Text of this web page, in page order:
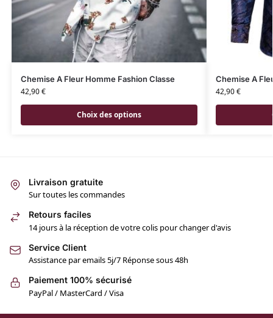
Chemise A Fleur Homme Fashion Classe
42,90€
Choix des options
Chemise A
42,90€
Livraison gratuite
Sur toutes les commandes
Retours faciles
14 jours à la réception de votre colis pour changer d'avis
Service Client
Assistance par emails 5j/7 Réponse sous 48h
Paiement 100% sécurisé
PayPal / MasterCard / Visa